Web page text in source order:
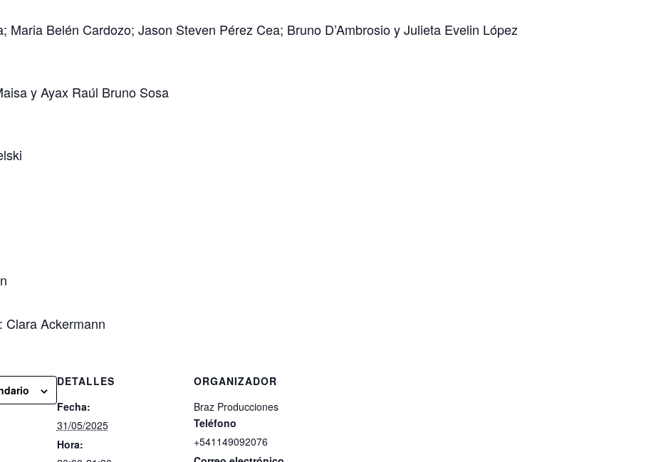
Maria Belén Cardozo; Jason Steven Pérez Cea; Bruno D’Ambrosio y Julieta Evelin López
y Ayax Raúl Bruno Sosa
Clara Ackermann
DETALLES
Fecha:
31/05/2025
Hora:
ORGANIZADOR
Braz Producciones
Teléfono
+541149092076